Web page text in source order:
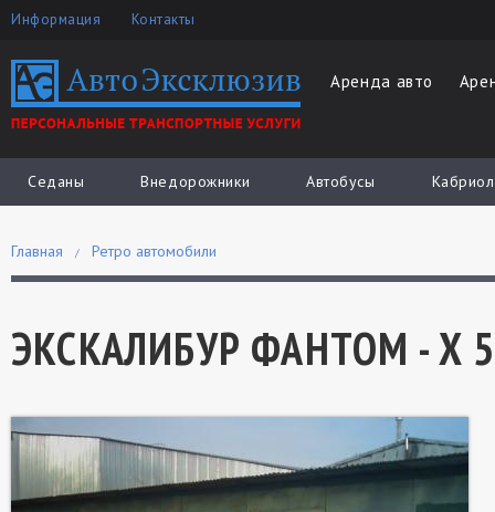
Информация Контакты
Аренда авто
Седаны Внедорожники Автобусы
Главная Ретро автомобили
ЭКСКАЛИБУР ФАНТОМ - Х